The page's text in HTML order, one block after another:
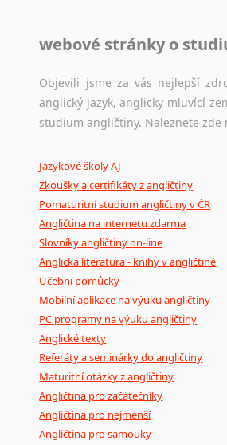
Jazykový korpus je elektronický
původního zdroje textu.
Ostatní pomůcky pro překladatele
poradny a pravidla
webové stránky o
Objevili jsme za vás nejlepší
anglický jazyk, anglicky mluvící
studium angličtiny. Naleznete zde
Jazykové školy AJ
Zkoušky a certifikáty z angličtiny
Pomaturitní studium angličtiny v ČR
Angličtina na internetu zdarma
Slovníky angličtiny on-line
Anglická literatura - knihy v angličtině
Učební pomůcky
Mobilní aplikace na výuku angličtiny
PC programy na výuku angličtiny
Anglické texty
Referáty a seminárky do angličtiny
Maturitní otázky z angličtiny
Angličtina pro začátečníky
Angličtina pro nejmenší
Angličtina pro samouky